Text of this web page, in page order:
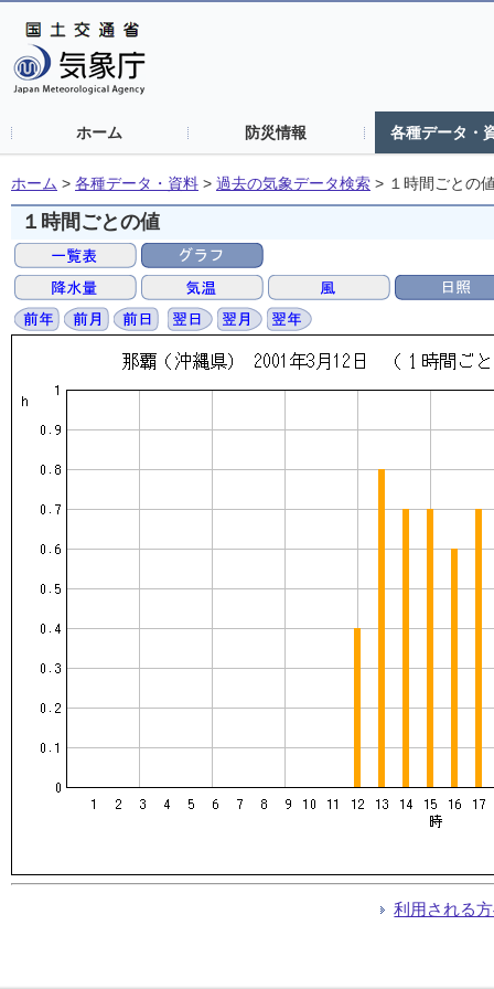
ホーム 防災情報 各種データ・
ホーム > 各種データ・資料 > 過去の気象データ検索 > １時間ごとの
１時間ごとの値
利用される